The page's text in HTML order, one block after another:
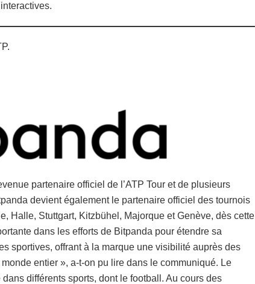
partenaire officiel de l’ATP Tour et de plusieurs
devient également le partenaire officiel des tournois
Halle, Stuttgart, Kitzbühel, Majorque et Genève, dès cette
dans les efforts de Bitpanda pour étendre sa
sportives, offrant à la marque une visibilité auprès des
entier », a-t-on pu lire dans le communiqué. Le
différents sports, dont le football. Au cours des